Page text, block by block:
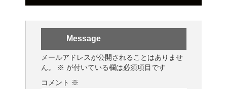
Message
メールアドレスが公開されることはありませ
ん。
※ が付いている欄は必須項目です
コメント ※